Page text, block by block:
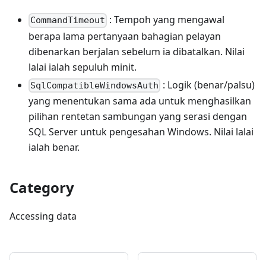
CommandTimeout : Tempoh yang mengawal
berapa lama pertanyaan bahagian pelayan
dibenarkan berjalan sebelum ia dibatalkan. Nilai
lalai ialah sepuluh minit.
SqlCompatibleWindowsAuth : Logik (benar/palsu)
yang menentukan sama ada untuk menghasilkan
pilihan rentetan sambungan yang serasi dengan
SQL Server untuk pengesahan Windows. Nilai lalai
ialah benar.
Category
Accessing data